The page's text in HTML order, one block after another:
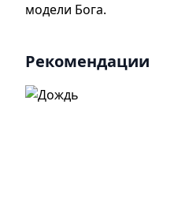
модели Бога.
Рекомендации